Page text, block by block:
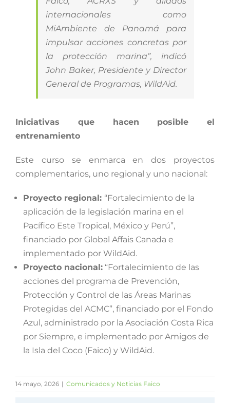
internacionales como
MiAmbiente de Panamá para
impulsar acciones concretas por
la protección marina”, indicó
John Baker, Presidente y Director
General de Programas, WildAid.
Iniciativas que hacen posible el
entrenamiento
Este curso se enmarca en dos proyectos
complementarios, uno regional y uno nacional:
Proyecto regional: “Fortalecimiento de la
aplicación de la legislación marina en el
Pacífico Este Tropical, México y Perú”,
financiado por Global Affais Canada e
implementado por WildAid.
Proyecto nacional:“Fortalecimiento de las
acciones del programa de Prevención,
Protección y Control de las Áreas Marinas
Protegidas del ACMC”, financiado por el Fondo
Azul, administrado por la Asociación Costa Rica
por Siempre, e implementado por Amigos de
la Isla del Coco (Faico) y WildAid.
14 mayo, 2026 | Comunicados y Noticias Faico